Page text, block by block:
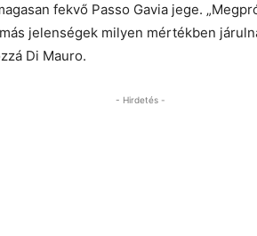
fekvő Passo Gavia jege.
jelenségek milyen mértékben
Di Mauro.
- Hirdetés -